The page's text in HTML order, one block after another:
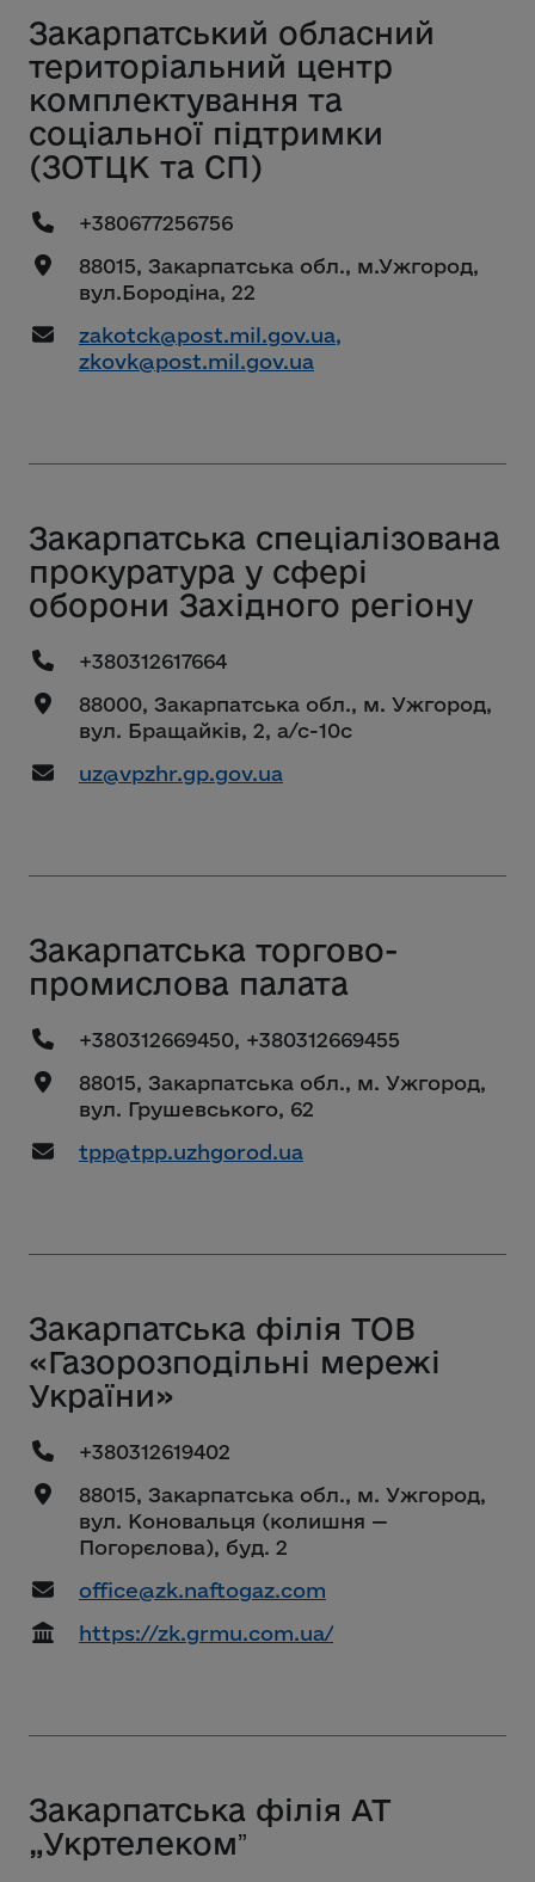
Закарпатський обласний
територіальний центр
комплектування та
соціальної підтримки
(ЗОТЦК та СП)
+380677256756
88015, Закарпатська обл., м.Ужгород,
вул.Бородіна, 22
zakotck@post.mil.gov.ua,
zkovk@post.mil.gov.ua
Закарпатська спеціалізована
прокуратура у сфері
оборони Західного регіону
+380312617664
88000, Закарпатська обл., м. Ужгород,
вул. Бращайків, 2, а/с-10с
uz@vpzhr.gp.gov.ua
Закарпатська торгово-
промислова палата
+380312669450, +380312669455
88015, Закарпатська обл., м. Ужгород,
вул. Грушевського, 62
tpp@tpp.uzhgorod.ua
Закарпатська філія ТОВ
«Газорозподільні мережі
України»
+380312619402
88015, Закарпатська обл., м. Ужгород,
вул. Коновальця (колишня —
Погорєлова), буд. 2
office@zk.naftogaz.com
https://zk.grmu.com.ua/
Закарпатська філія АТ
„Укртелекомˮ